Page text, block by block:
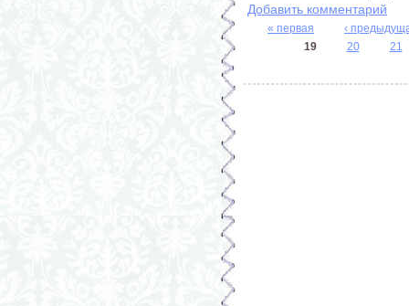
Добавить комментарий
« первая
‹
19
20 21